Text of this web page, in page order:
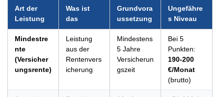
Art der
Leistung
Was ist
das
Grundvora
ussetzung
Ungefähre
s Niveau
Mindestre
nte
(Versicher
ungsrente)
Leistung
aus der
Rentenvers
icherung
Mindestens
5 Jahre
Versicherun
gszeit
Bei 5
Punkten:
190-200
€/Monat
(brutto)